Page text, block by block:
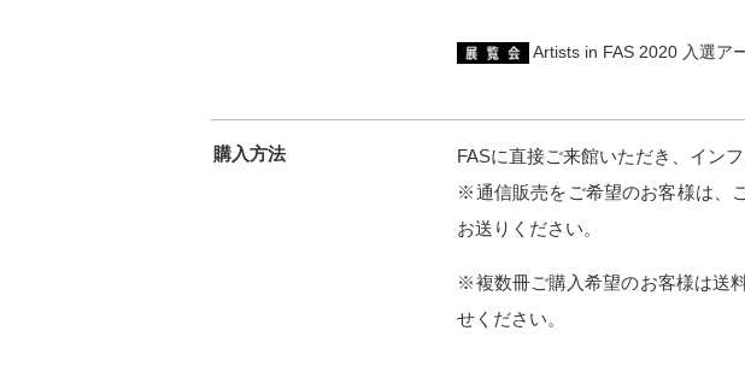
Artists in FAS 2020 入選ア
購入方法
FASに直接ご来館いただき、イン
※通信販売をご希望のお客様は、
お送りください。
※複数冊ご購入希望のお客様は送
せください。